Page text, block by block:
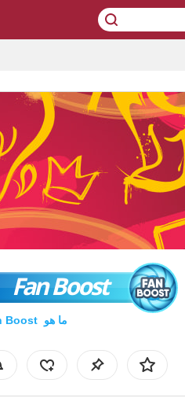
Fan Boost
ما هو Fan Boost؟